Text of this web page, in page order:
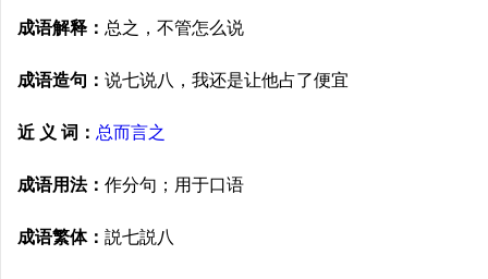
成语解释： 总之，不管怎么说
成语造句： 说七说八，我还是让他占了便宜
近 义 词： 总而言之
成语用法： 作分句；用于口语
成语繁体： 説七説八